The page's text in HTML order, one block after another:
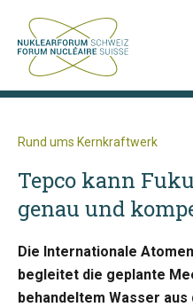
Rund ums Kernkraftwerk
Tepco kann
genau und
Die Internationale
begleitet die geplante
behandeltem Wasser aus